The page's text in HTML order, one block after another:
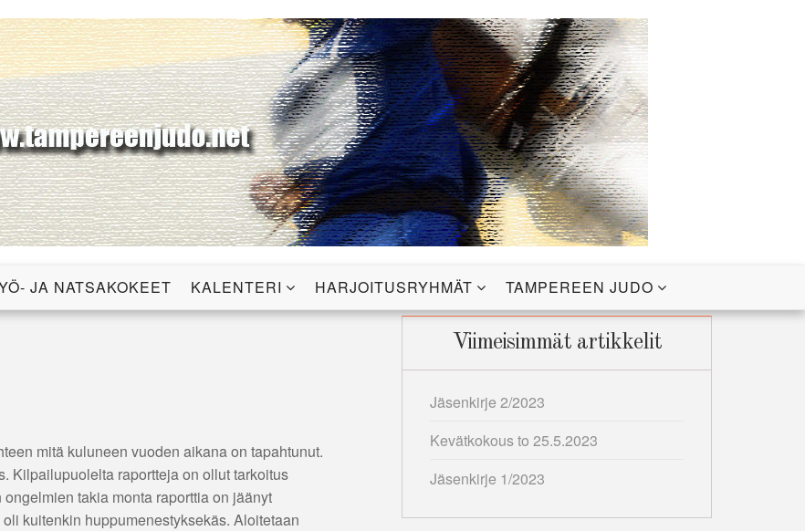
ry
JA NATSAKOKEET KALENTERI HARJOITUSRYHMÄT TAMPEREEN JUDO
mitä kuluneen vuoden aikana on tapahtunut.
Kilpailupuolelta raportteja on ollut tarkoitus
takia monta raporttia on jäänyt
kuitenkin huppumenestyksekäs. Aloitetaan
Viimeisimmät artikkelit
Jäsenkirje 2/2023
Kevätkokous to 25.5.2023
Jäsenkirje 1/2023